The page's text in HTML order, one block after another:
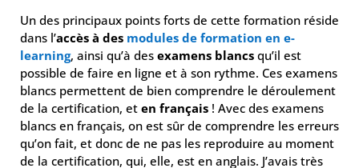
Un des principaux points forts de cette formation réside
dans l’accès à des modules de formation en e-
learning, ainsi qu’à des examens blancs qu’il est
possible de faire en ligne et à son rythme. Ces examens
blancs permettent de bien comprendre le déroulement
de la certification, et en français ! Avec des examens
blancs en français, on est sûr de comprendre les erreurs
qu’on fait, et donc de ne pas les reproduire au moment
de la certification, qui, elle, est en anglais. J’avais très